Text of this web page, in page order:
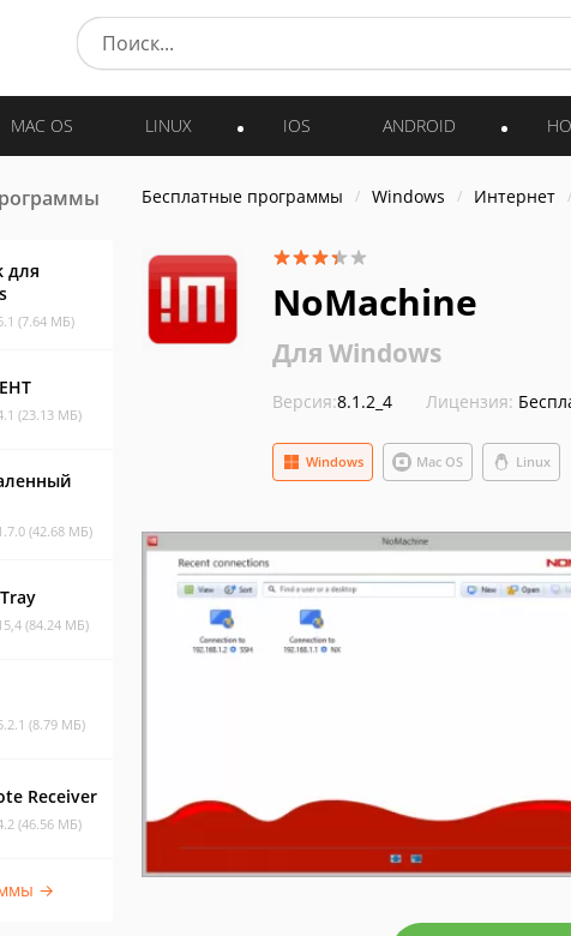
MAC OS LINUX IOS ANDROID
для
(7.64 МБ)
(23.13 МБ)
(42.68 МБ)
(84.24 МБ)
(8.79 МБ)
Receiver
(46.56 МБ)
→
Бесплатные программы Windows Интернет
NoMachine
Для Windows
Версия:8.1.2_4 Лицензия:
Windows Mac OS Linux